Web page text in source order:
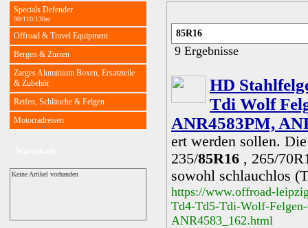
Specials Defender
90/110/130er
Offroad & Travel Equipment
Bergen & Zurren
Zarges Aluminium Boxen, Ersatzteile
& Zubehör
Reifen, Schläuche & Felgen
Motorradreisen
Keine Artikel vorhanden
9 Ergebnisse
HD
Tdi Wolf
ANR4583PM,
ert werden sollen.
235/85R16 , 265/
sowohl schlauchlos
https://www.offroad-
Td4-Td5-Tdi-Wolf-
ANR4583_162.html